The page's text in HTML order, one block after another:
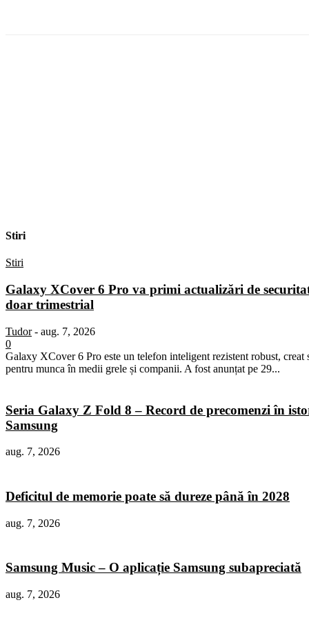
Stiri
Stiri
Galaxy XCover 6 Pro va primi actualizări de
doar trimestrial
Tudor - aug. 7, 2026
0
Galaxy XCover 6 Pro este un telefon inteligent rezistent robust, creat
pentru munca în medii grele și companii. A fost anunțat pe 29...
Seria Galaxy Z Fold 8 – Record de precomenzi în
Samsung
aug. 7, 2026
Deficitul de memorie poate să dureze până în 2028
aug. 7, 2026
Samsung Music – O aplicație Samsung subapreciată
aug. 7, 2026